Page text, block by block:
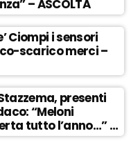
– ASCOLTA
Ciompi i sensori
scarico merci –
presenti
“Meloni
tutto l’anno…” –